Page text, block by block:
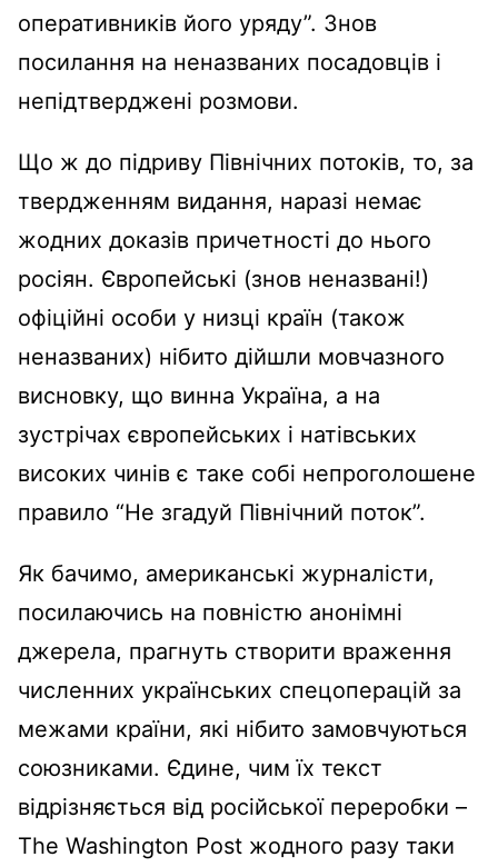
оперативників його уряду”. Знов
посилання на неназваних посадовців і
непідтверджені розмови.
Що ж до підриву Північних потоків, то, за
твердженням видання, наразі немає
жодних доказів причетності до нього
росіян. Європейські (знов неназвані!)
офіційні особи у низці країн (також
неназваних) нібито дійшли мовчазного
висновку, що винна Україна, а на
зустрічах європейських і натівських
високих чинів є таке собі непроголошене
правило “Не згадуй Північний поток”.
Як бачимо, американські журналісти,
посилаючись на повністю анонімні
джерела, прагнуть створити враження
численних українських спецоперацій за
межами країни, які нібито замовчуються
союзниками. Єдине, чим їх текст
відрізняється від російської переробки –
The Washington Post жодного разу таки